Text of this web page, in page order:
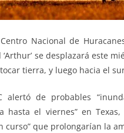
Nacional de
se desplazará este
tierra, y luego hacia el
alertó de probables
hasta el viernes” en
curso” que prolongarían la